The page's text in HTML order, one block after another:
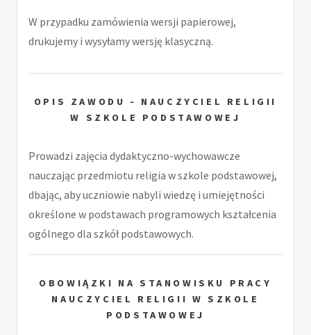
W przypadku zamówienia wersji papierowej,
drukujemy i wysyłamy wersję klasyczną.
OPIS ZAWODU - NAUCZYCIEL RELIGII
W SZKOLE PODSTAWOWEJ
Prowadzi zajęcia dydaktyczno-wychowawcze
nauczając przedmiotu religia w szkole podstawowej,
dbając, aby uczniowie nabyli wiedzę i umiejętności
określone w podstawach programowych kształcenia
ogólnego dla szkół podstawowych.
OBOWIĄZKI NA STANOWISKU PRACY
NAUCZYCIEL RELIGII W SZKOLE
PODSTAWOWEJ